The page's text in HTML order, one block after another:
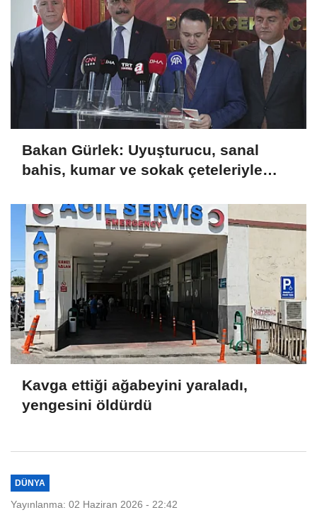
Bakan Gürlek: Uyuşturucu, sanal
bahis, kumar ve sokak çeteleriyle
geçeceğiz
Kavga ettiği ağabeyini yaraladı,
yengesini öldürdü
DÜNYA
Yayınlanma: 02 Haziran 2026 - 22:42